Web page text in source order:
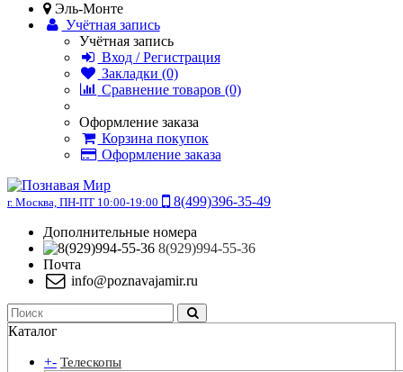
Эль-Монте
Учётная запись
Учётная запись
Вход / Регистрация
Закладки (0)
Сравнение товаров (0)
Оформление заказа
Корзина покупок
Оформление заказа
г. Москва, ПН-ПТ 10:00-19:00
8(499)396-35-49
Дополнительные номера
8(929)994-55-36
Почта
info@poznavajamir.ru
Каталог
+- Телескопы